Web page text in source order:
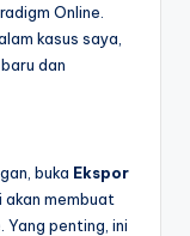
Online.
kasus saya,
dan
buka Ekspor
akan membuat
penting, ini